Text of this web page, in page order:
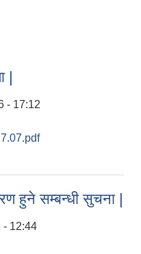
|
- 17:12
हुने सम्बन्धी सुचना |
- 12:44